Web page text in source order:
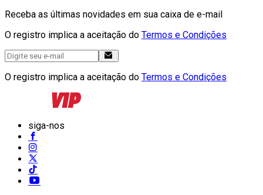
Receba as últimas novidades em sua caixa de e-mail
O registro implica a aceitação do Termos e Condições
O registro implica a aceitação do Termos e Condições
siga-nos